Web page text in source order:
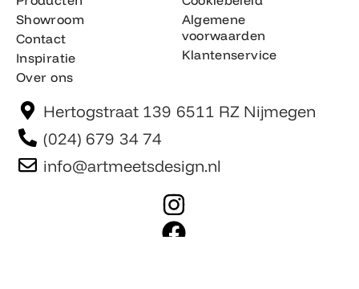
Showroom
Contact
Inspiratie
Over ons
Algemene
voorwaarden
Klantenservice
Hertogstraat 139 6511 RZ Nijmegen
(024) 679 34 74
info@artmeetsdesign.nl
I
n
F